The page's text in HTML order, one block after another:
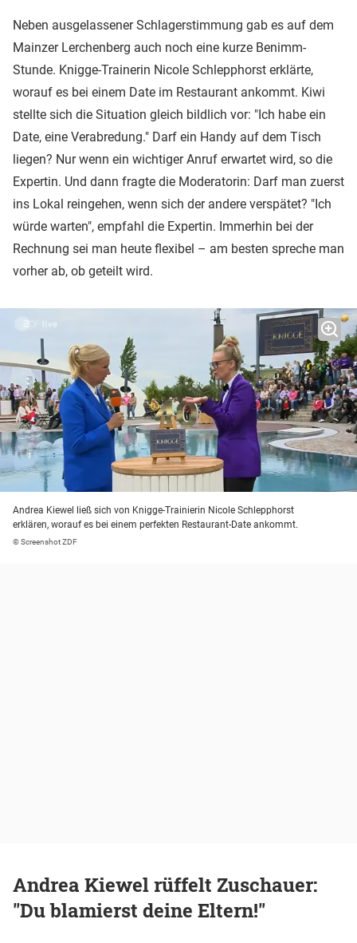
Neben ausgelassener Schlagerstimmung gab es auf dem
Mainzer Lerchenberg auch noch eine kurze Benimm-
Stunde. Knigge-Trainerin Nicole Schlepphorst erklärte,
worauf es bei einem Date im Restaurant ankommt. Kiwi
stellte sich die Situation gleich bildlich vor: "Ich habe ein
Date, eine Verabredung." Darf ein Handy auf dem Tisch
liegen? Nur wenn ein wichtiger Anruf erwartet wird, so die
Expertin. Und dann fragte die Moderatorin: Darf man zuerst
ins Lokal reingehen, wenn sich der andere verspätet? "Ich
würde warten", empfahl die Expertin. Immerhin bei der
Rechnung sei man heute flexibel – am besten spreche man
vorher ab, ob geteilt wird.
Andrea Kiewel ließ sich von Knigge-Trainierin Nicole Schlepphorst
erklären, worauf es bei einem perfekten Restaurant-Date ankommt.
© Screenshot ZDF
Andrea Kiewel rüffelt Zuschauer:
"Du blamierst deine Eltern!"